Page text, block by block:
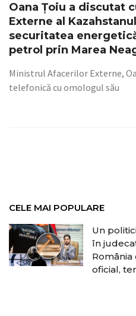
Oana Țoiu a discutat
Externe al
securitatea
petrol prin Marea
Ministrul Afacerilor Externe,
telefonică cu omologul său
CELE MAI POPULARE
Un
în
România
oficial,